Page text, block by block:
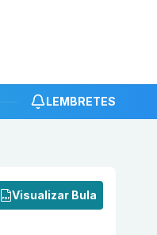
LEMBRETES
Visualizar Bula